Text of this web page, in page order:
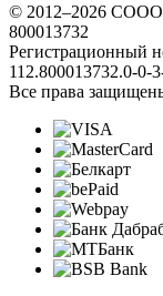
© 2012–2026
800013732
Регистрационный
112.800013732.0-0-
Все права